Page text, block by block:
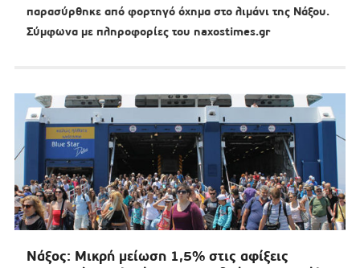
παρασύρθηκε από φορτηγό όχημα στο λιμάνι της Νάξου.
Σύμφωνα με πληροφορίες του naxostimes.gr
Νάξος: Μικρή μείωση 1,5% στις αφίξεις